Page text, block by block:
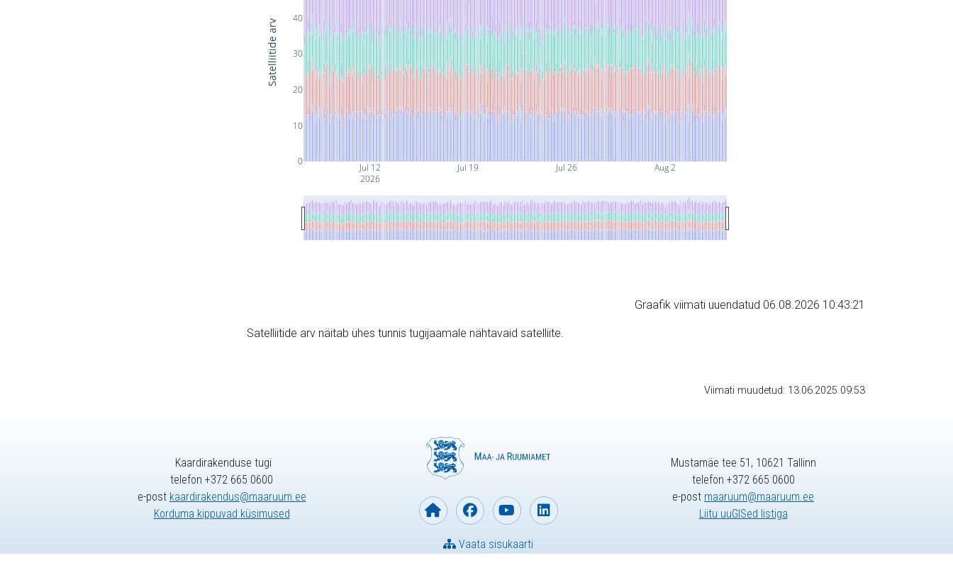
Jul 12
2026
Jul 19 Jul 26 Aug 2
0
10
20
30
40
Satelliitide arv
Graafik viimati uuendatud 06.08.2026 10:43:21
Satelliitide arv näitab ühes tunnis tugijaamale nähtavaid satelliite.
Viimati muudetud: 13.06.2025 09:53
Kaardirakenduse tugi
telefon +372 665 0600
e-post kaardirakendus@maaruum.ee
Korduma kippuvad küsimused
Vaata sisukaarti
Mustamäe tee 51, 10621 Tallinn
telefon +372 665 0600
e-post maaruum@maaruum.ee
Liitu uuGISed listiga